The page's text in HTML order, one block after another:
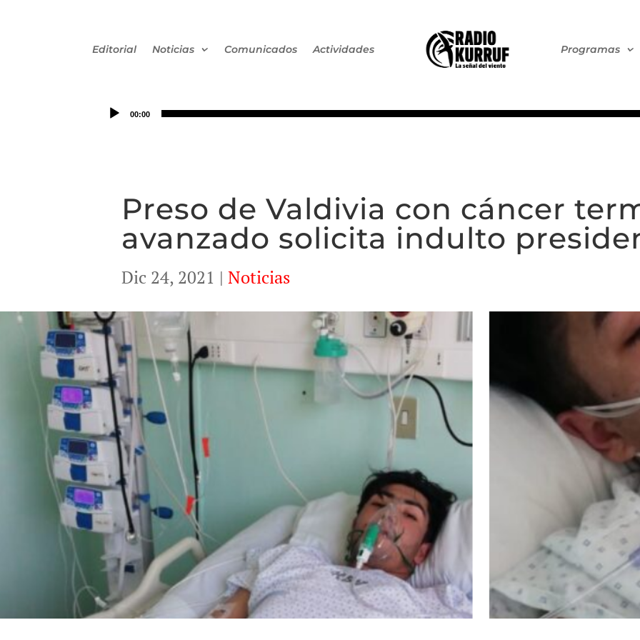
Editorial Noticias Comunicados Actividades Programas
00:00
Preso de Valdivia con cáncer
avanzado solicita indulto
Dic 24, 2021 |Noticias